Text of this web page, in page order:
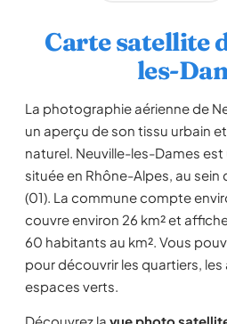
Carte satellite
les-
La photographie aérienne de
un aperçu de son tissu urbain
naturel. Neuville-les-Dames
située en Rhône-Alpes, au
(01). La commune compte
couvre environ 26 km² et
60 habitants au km². Vous
pour découvrir les quartiers, les
espaces verts.